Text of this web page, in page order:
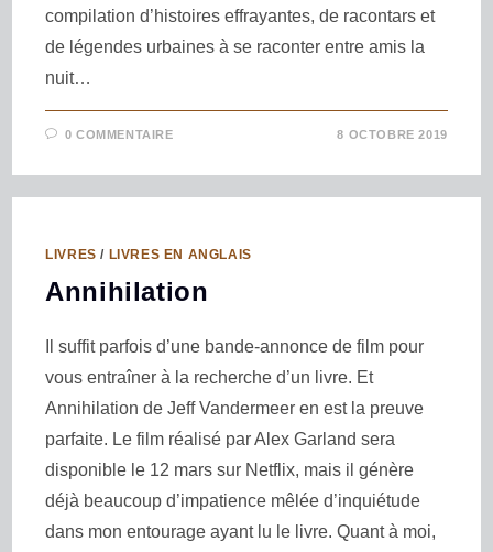
compilation d’histoires effrayantes, de racontars et
de légendes urbaines à se raconter entre amis la
nuit…
0 COMMENTAIRE 8 OCTOBRE 2019
LIVRES / LIVRES EN ANGLAIS
Annihilation
Il suffit parfois d’une bande-annonce de film pour
vous entraîner à la recherche d’un livre. Et
Annihilation de Jeff Vandermeer en est la preuve
parfaite. Le film réalisé par Alex Garland sera
disponible le 12 mars sur Netflix, mais il génère
déjà beaucoup d’impatience mêlée d’inquiétude
dans mon entourage ayant lu le livre. Quant à moi,